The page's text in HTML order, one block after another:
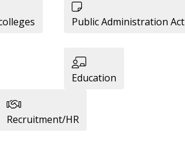
Public Administration Act
Education
Recruitment/HR